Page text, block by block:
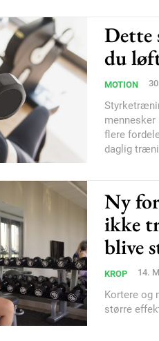
Dette
du
MOTION
flere
daglig
Ny
ikke
blive
KROP 14.
Kortere og
større